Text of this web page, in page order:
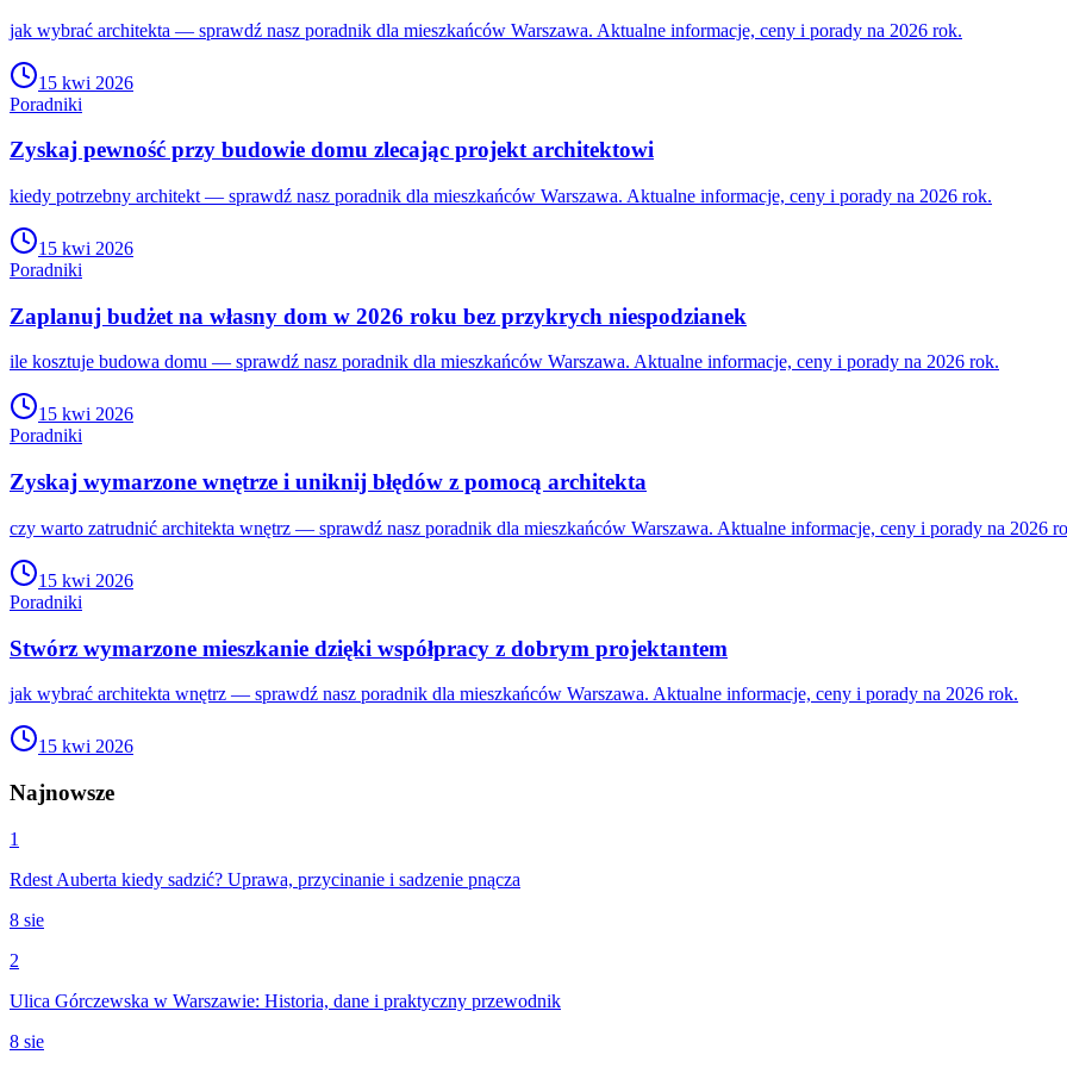
jak wybrać architekta — sprawdź nasz poradnik dla mieszkańców Warszawa. Aktualne informacje, ceny i porady na 2026 rok.
15 kwi 2026
Poradniki
Zyskaj pewność przy budowie domu zlecając projekt architektowi
kiedy potrzebny architekt — sprawdź nasz poradnik dla mieszkańców Warszawa. Aktualne informacje, ceny i porady na 2026 rok.
15 kwi 2026
Poradniki
Zaplanuj budżet na własny dom w 2026 roku bez przykrych niespodzianek
ile kosztuje budowa domu — sprawdź nasz poradnik dla mieszkańców Warszawa. Aktualne informacje, ceny i porady na 2026 rok.
15 kwi 2026
Poradniki
Zyskaj wymarzone wnętrze i uniknij błędów z pomocą architekta
czy warto zatrudnić architekta wnętrz — sprawdź nasz poradnik dla mieszkańców Warszawa. Aktualne informacje, ceny i porady na 2026
15 kwi 2026
Poradniki
Stwórz wymarzone mieszkanie dzięki współpracy z dobrym projektantem
jak wybrać architekta wnętrz — sprawdź nasz poradnik dla mieszkańców Warszawa. Aktualne informacje, ceny i porady na 2026 rok.
15 kwi 2026
Najnowsze
1
Rdest Auberta kiedy sadzić? Uprawa, przycinanie i sadzenie pnącza
8 sie
2
Ulica Górczewska w Warszawie: Historia, dane i praktyczny przewodnik
8 sie